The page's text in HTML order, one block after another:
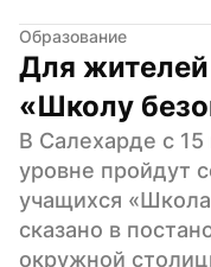
Образование
Для жителей
«Школу
В Салехарде с
уровне пройдут
учащихся
сказано в
окружной